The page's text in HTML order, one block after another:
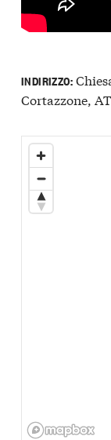
INDIRIZZO:
Cortazzone,